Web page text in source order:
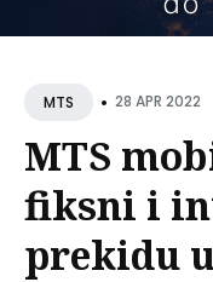
MTS • 28 APR 2022
MTS
fiksni i
prekidu